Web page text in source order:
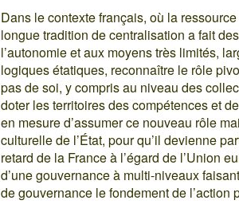
Dans le contexte français, où la
longue tradition de centralisation a fait
l’autonomie et aux moyens très limités,
logiques étatiques, reconnaître le rôle
pas de soi, y compris au niveau des
doter les territoires des compétences et
en mesure d’assumer ce nouveau rôle
culturelle de l’État, pour qu’il devienne
retard de la France à l’égard de l’Union
d’une gouvernance à multi-niveaux
de gouvernance le fondement de l’action